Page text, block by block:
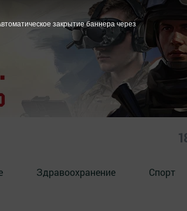
Здравоохранение Спорт
закрытие баннера через